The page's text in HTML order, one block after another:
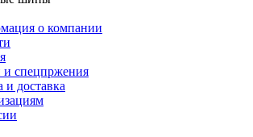
о компании
спецпржения
и доставка